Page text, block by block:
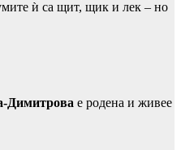
ѝ са щит, щик и лек – но
Димитрова е родена и живее